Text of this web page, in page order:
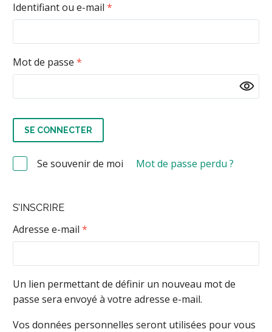
Identifiant ou e-mail *
Mot de passe *
SE CONNECTER
Se souvenir de moi Mot de passe perdu ?
S’INSCRIRE
Adresse e-mail *
Un lien permettant de définir un nouveau mot de
passe sera envoyé à votre adresse e-mail.
Vos données personnelles seront utilisées pour vous